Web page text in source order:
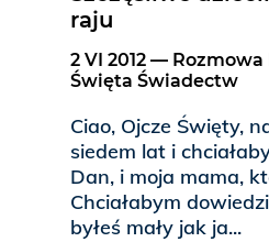
raju
2 VI 2012 —
Święta Świadectw
Ciao, Ojcze Święty,
siedem lat i
Dan, i moja mama,
Chciałabym
byłeś mały jak ja...